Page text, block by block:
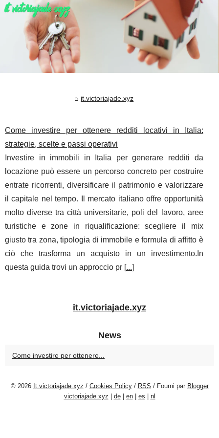
it.victoriajade.xyz
Come investire per ottenere redditi locativi in Italia:
strategie, scelte e passi operativi
Investire in immobili in Italia per generare redditi da
locazione può essere un percorso concreto per costruire
entrate ricorrenti, diversificare il patrimonio e valorizzare
il capitale nel tempo. Il mercato italiano offre opportunità
molto diverse tra città universitarie, poli del lavoro, aree
turistiche e zone in riqualificazione: scegliere il mix
giusto tra zona, tipologia di immobile e formula di affitto è
ciò che trasforma un acquisto in un investimento.In
questa guida trovi un approccio pr [...]
it.victoriajade.xyz
News
Come investire per ottenere...
© 2026 It.victoriajade.xyz / Cookies Policy/ RSS / Fourni par Blogger
victoriajade.xyz
de| en| es nl